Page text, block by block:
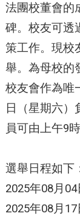
法團校董會的
碑。校友可透
策工作。現校
舉。為母校的
校友會作為唯
日（星期六）
員可由上午9
選舉日程如下
2025年08月
2025年08月